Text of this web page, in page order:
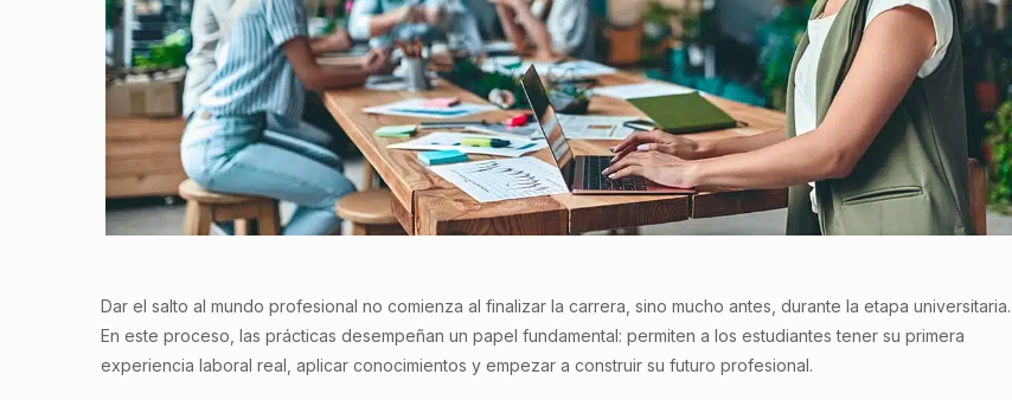
Dar el salto al mundo profesional no comienza al finalizar la carrera, sino mucho antes, durante la etapa universitaria.
En este proceso, las prácticas desempeñan un papel fundamental: permiten a los estudiantes tener su primera
experiencia laboral real, aplicar conocimientos y empezar a construir su futuro profesional.